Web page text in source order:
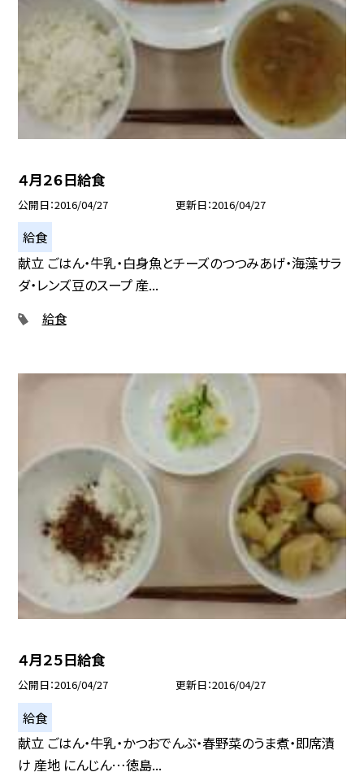
４月２６日給食
公開日 2016/04/27 更新日 2016/04/27
給食
献立 ごはん・牛乳・白身魚とチーズのつつみあげ・海藻サラ
ダ・レンズ豆のスープ 産...
給食
４月２５日給食
公開日 2016/04/27 更新日 2016/04/27
給食
献立 ごはん・牛乳・かつおでんぶ・春野菜のうま煮・即席漬
け 産地 にんじん…徳島...